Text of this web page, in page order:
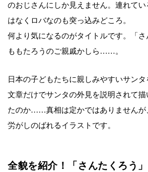
のおじさんにしか見えません。連れて
はなくロバなのも突っ込みどころ。
何より気になるのがタイトルです。「さ
ももたろうのご親戚かしら……。
日本の子どもたちに親しみやすいサンタ
文章だけでサンタの外見を説明されて
たのか……真相は定かではありませんが
労がしのばれるイラストです。
全貌を紹介！「さんたくろう